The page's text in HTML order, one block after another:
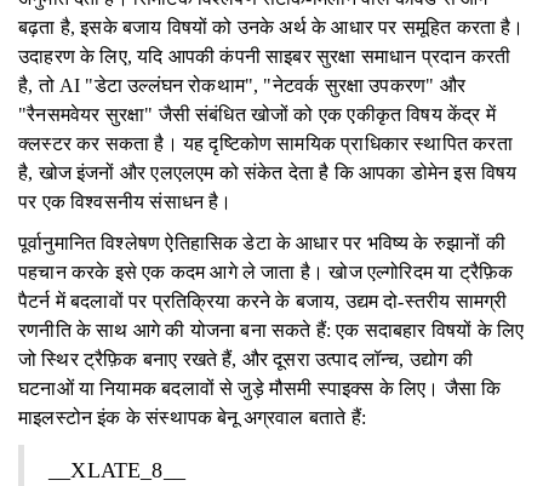
बढ़ता है, इसके बजाय विषयों को उनके अर्थ के आधार पर समूहित करता है।
उदाहरण के लिए, यदि आपकी कंपनी साइबर सुरक्षा समाधान प्रदान करती
है, तो AI "डेटा उल्लंघन रोकथाम", "नेटवर्क सुरक्षा उपकरण" और
"रैनसमवेयर सुरक्षा" जैसी संबंधित खोजों को एक एकीकृत विषय केंद्र में
क्लस्टर कर सकता है। यह दृष्टिकोण सामयिक प्राधिकार स्थापित करता
है, खोज इंजनों और एलएलएम को संकेत देता है कि आपका डोमेन इस विषय
पर एक विश्वसनीय संसाधन है।
पूर्वानुमानित विश्लेषण ऐतिहासिक डेटा के आधार पर भविष्य के रुझानों की
पहचान करके इसे एक कदम आगे ले जाता है। खोज एल्गोरिदम या ट्रैफ़िक
पैटर्न में बदलावों पर प्रतिक्रिया करने के बजाय, उद्यम दो-स्तरीय सामग्री
रणनीति के साथ आगे की योजना बना सकते हैं: एक सदाबहार विषयों के लिए
जो स्थिर ट्रैफ़िक बनाए रखते हैं, और दूसरा उत्पाद लॉन्च, उद्योग की
घटनाओं या नियामक बदलावों से जुड़े मौसमी स्पाइक्स के लिए। जैसा कि
माइलस्टोन इंक के संस्थापक बेनू अग्रवाल बताते हैं:
__XLATE_8__